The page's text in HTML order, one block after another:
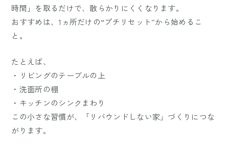
時間」を取るだけで、散らかりにくくなります。
おすすめは、1ヵ所だけの“プチリセット”から始めるこ
と。
たとえば、
・リビングのテーブルの上
・洗面所の棚
・キッチンのシンクまわり
この小さな習慣が、「リバウンドしない家」づくりにつな
がります。